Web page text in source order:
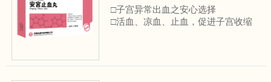
□子宫异常出血之安心选择
□活血、凉血、止血，促进子宫收缩